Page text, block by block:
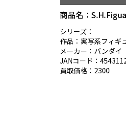
商品名：
シリーズ：
作品：実写系フィギ
メーカー：バンダイ
JANコード：
買取価格：2300